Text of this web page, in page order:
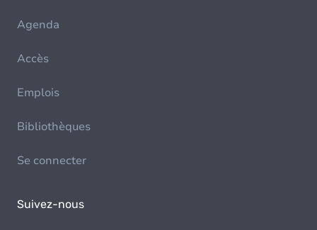
Agenda
Accès
Emplois
Bibliothèques
Se connecter
Suivez-nous